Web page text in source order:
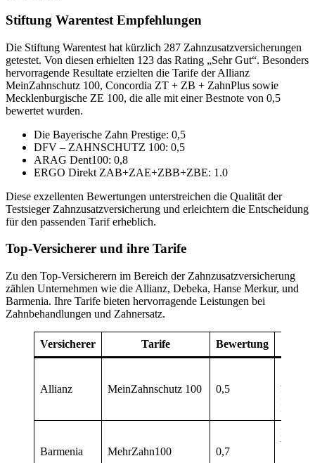
Stiftung Warentest Empfehlungen
Die Stiftung Warentest hat kürzlich 287 Zahnzusatzversicherungen
getestet. Von diesen erhielten 123 das Rating „Sehr Gut“. Besonders
hervorragende Resultate erzielten die Tarife der Allianz
MeinZahnschutz 100, Concordia ZT + ZB + ZahnPlus sowie
Mecklenburgische ZE 100, die alle mit einer Bestnote von 0,5
bewertet wurden.
Die Bayerische Zahn Prestige: 0,5
DFV – ZAHNSCHUTZ 100: 0,5
ARAG Dent100: 0,8
ERGO Direkt ZAB+ZAE+ZBB+ZBE: 1.0
Diese exzellenten Bewertungen unterstreichen die Qualität der
Testsieger Zahnzusatzversicherung und erleichtern die Entscheidung
für den passenden Tarif erheblich.
Top-Versicherer und ihre Tarife
Zu den Top-Versicherern im Bereich der Zahnzusatzversicherung
zählen Unternehmen wie die Allianz, Debeka, Hanse Merkur, und
Barmenia. Ihre Tarife bieten hervorragende Leistungen bei
Zahnbehandlungen und Zahnersatz.
Versicherer Tarife Bewertung
Allianz MeinZahnschutz 100 0,5
Inlays
Barmenia MehrZahn100 0,7
Keine